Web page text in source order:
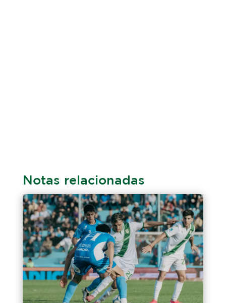
Notas relacionadas